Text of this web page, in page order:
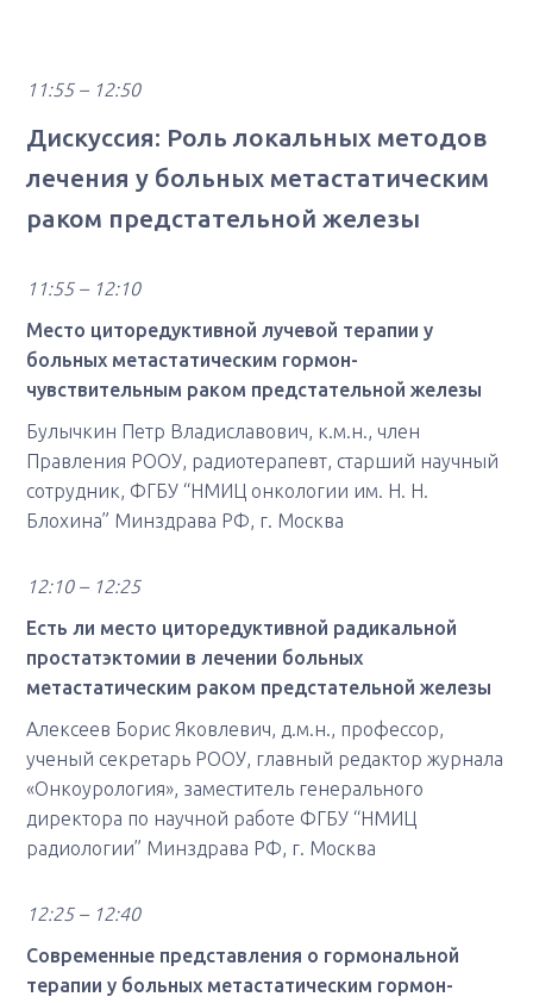
11:55 – 12:50
Дискуссия: Роль локальных методов
лечения у больных метастатическим
раком предстательной железы
11:55 – 12:10
Место циторедуктивной лучевой терапии у
больных метастатическим гормон-
чувствительным раком предстательной железы
Булычкин Петр Владиславович, к.м.н., член
Правления РООУ, радиотерапевт, старший научный
сотрудник, ФГБУ “НМИЦ онкологии им. Н. Н.
Блохина” Минздрава РФ, г. Москва
12:10 – 12:25
Есть ли место циторедуктивной радикальной
простатэктомии в лечении больных
метастатическим раком предстательной железы
Алексеев Борис Яковлевич, д.м.н., профессор,
ученый секретарь РООУ, главный редактор журнала
«Онкоурология», заместитель генерального
директора по научной работе ФГБУ “НМИЦ
радиологии” Минздрава РФ, г. Москва
12:25 – 12:40
Современные представления о гормональной
терапии у больных метастатическим гормон-